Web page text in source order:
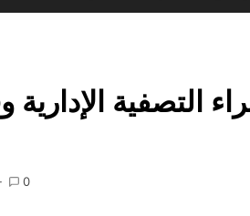
التصفية
0